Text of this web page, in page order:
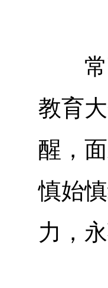
常敲
教育
醒，
慎始
力，